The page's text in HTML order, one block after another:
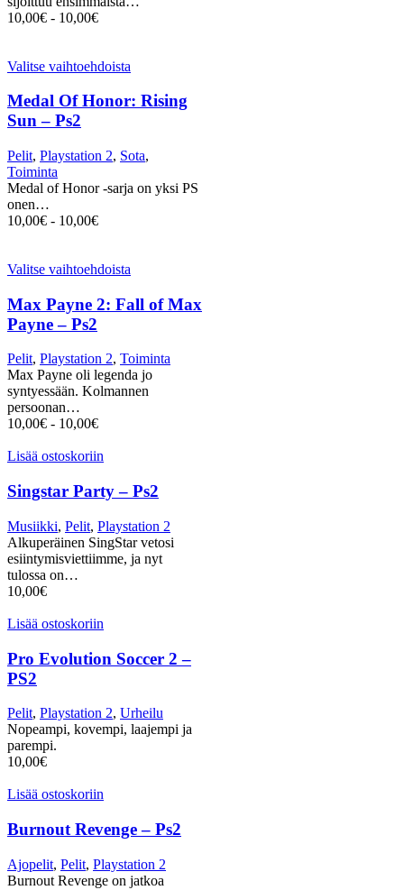
10,00€ - 10,00€
Valitse vaihtoehdoista
Medal Of Honor: Rising
Sun – Ps2
Pelit, Playstation 2, Sota,
Toiminta
Medal of Honor -sarja on yksi PS
onen…
10,00€ - 10,00€
Valitse vaihtoehdoista
Max Payne 2: Fall of Max
Payne – Ps2
Pelit, Playstation 2, Toiminta
Max Payne oli legenda jo
syntyessään. Kolmannen
persoonan…
10,00€ - 10,00€
Lisää ostoskoriin
Singstar Party – Ps2
Musiikki, Pelit, Playstation 2
Alkuperäinen SingStar vetosi
esiintymisviettiimme, ja nyt
tulossa on…
10,00€
Lisää ostoskoriin
Pro Evolution Soccer 2 –
PS2
Pelit, Playstation 2, Urheilu
Nopeampi, kovempi, laajempi ja
parempi.
10,00€
Lisää ostoskoriin
Burnout Revenge – Ps2
Ajopelit, Pelit, Playstation 2
Burnout Revenge on jatkoa